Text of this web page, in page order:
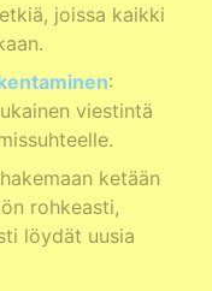
joissa kaikki
:
viestintä
ketään
rohkeasti,
löydät uusia